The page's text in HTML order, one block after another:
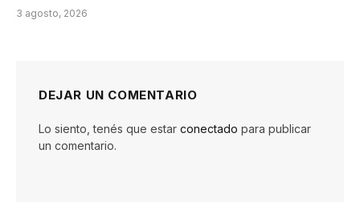
3 agosto, 2026
DEJAR UN COMENTARIO
Lo siento, tenés que estar conectado para publicar
un comentario.